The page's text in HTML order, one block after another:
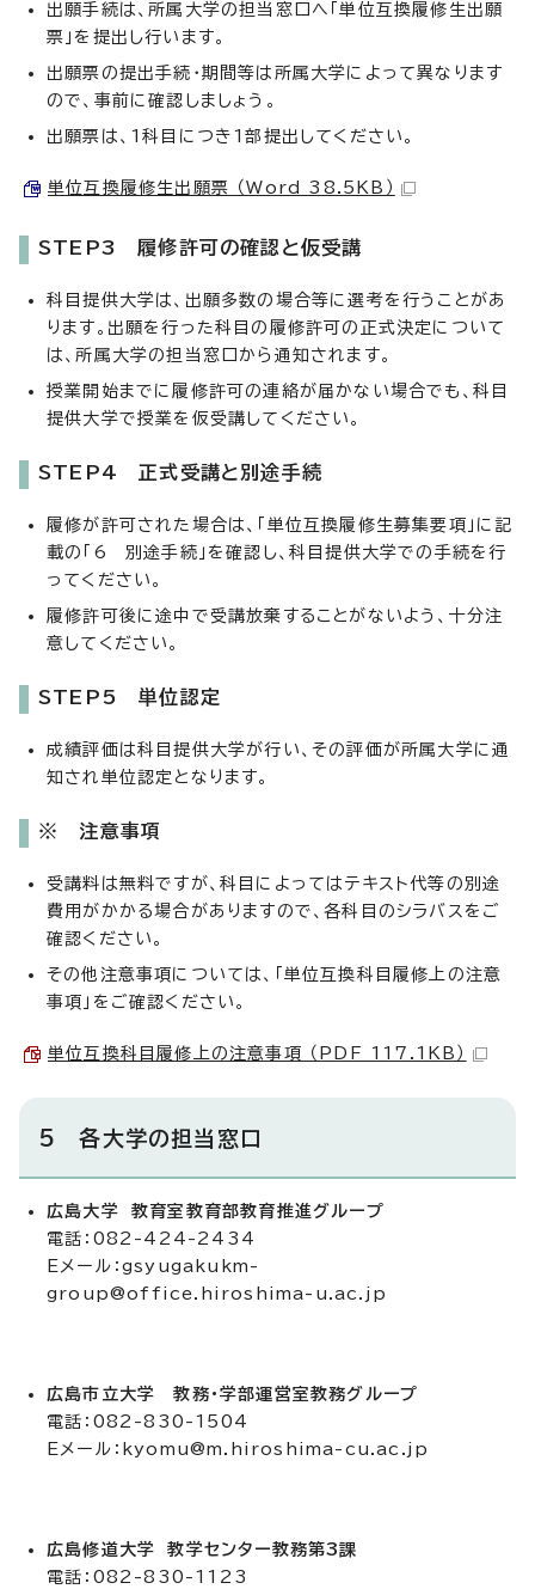
出願手続は、所属大学の担当窓口へ「単位互換履修生出願
票」を提出し行います。
出願票の提出手続・期間等は所属大学によって異なります
ので、事前に確認しましょう。
出願票は、1科目につき1部提出してください。
単位互換履修生出願票 （Word 38.5KB）
STEP3 履修許可の確認と仮受講
科目提供大学は、出願多数の場合等に選考を行うことがあ
ります。出願を行った科目の履修許可の正式決定について
は、所属大学の担当窓口から通知されます。
授業開始までに履修許可の連絡が届かない場合でも、科目
提供大学で授業を仮受講してください。
STEP4 正式受講と別途手続
履修が許可された場合は、「単位互換履修生募集要項」に記
載の「6 別途手続」を確認し、科目提供大学での手続を行
ってください。
履修許可後に途中で受講放棄することがないよう、十分注
意してください。
STEP5 単位認定
成績評価は科目提供大学が行い、その評価が所属大学に通
知され単位認定となります。
※ 注意事項
受講料は無料ですが、科目によってはテキスト代等の別途
費用がかかる場合がありますので、各科目のシラバスをご
確認ください。
その他注意事項については、「単位互換科目履修上の注意
事項」をご確認ください。
単位互換科目履修上の注意事項 （PDF 117.1KB）
5 各大学の担当窓口
広島大学 教育室教育部教育推進グループ
電話：082-424-2434
Eメール： gsyugakukm-
group@office.hiroshima-u.ac.jp
広島市立大学 教務・学部運営室教務グループ
電話：082-830-1504
Eメール： kyomu@m.hiroshima-cu.ac.jp
広島修道大学 教学センター教務第3課
電話：082-830-1123